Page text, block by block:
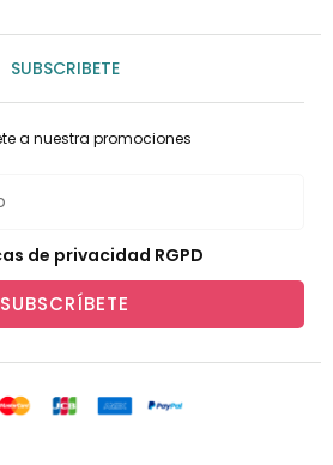
SUBSCRIBETE
a nuestra promociones
de privacidad RGPD
SUBSCRÍBETE